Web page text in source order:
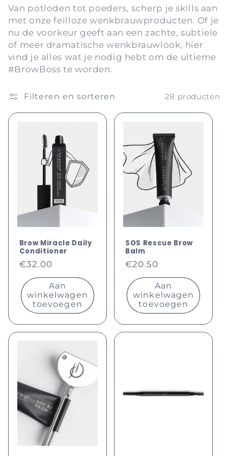
l
l
e
t
i
Van potloden tot poeders, scherp je skills aan
met onze feilloze wenkbrauwproducten. Of je
nu de voorkeur geeft aan een zachte, subtiele
of meer dramatische wenkbrauwlook, hier
vind je alles wat je nodig hebt om de ultieme
#BrowBoss te worden.
Filteren en sorteren 28 producten
Brow Miracle Daily
Conditioner
Normale
prijs
€32.00
Aan
winkelwagen
toevoegen
SOS Rescue Brow
Balm
Normale
prijs
€20.50
Aan
winkelwagen
toevoegen